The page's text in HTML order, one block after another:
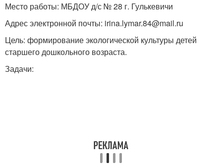
Место работы: МБДОУ д/с № 28 г. Гулькевичи
Адрес электронной почты: irina.lymar.84@mail.ru
Цель: формирование экологической культуры детей
старшего дошкольного возраста.
Задачи: